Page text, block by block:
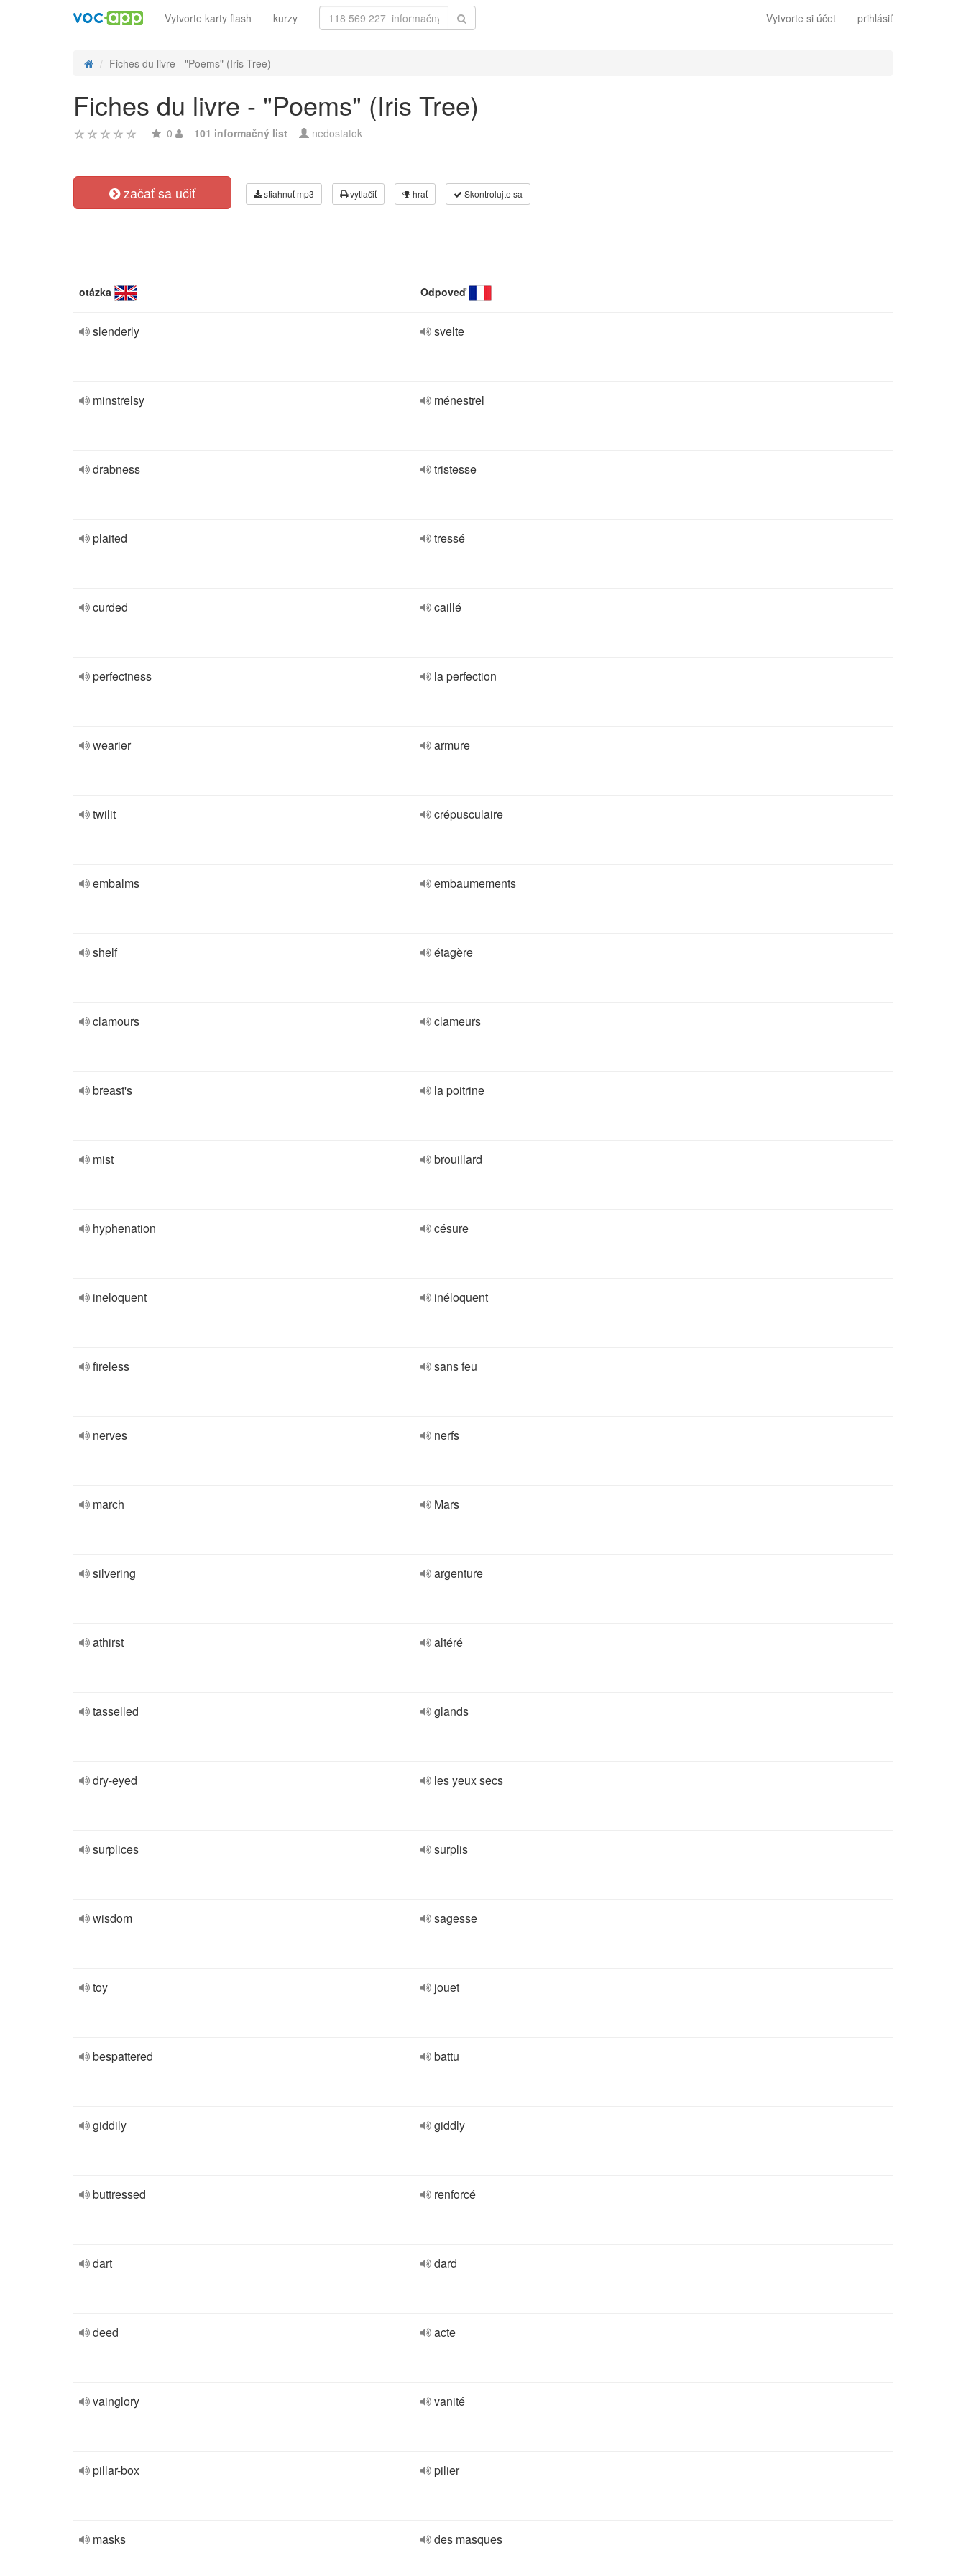
Vytvorte si účet prihlásiť
Vytvorte karty flash kurzy
Fiches du livre - "Poems" (Iris Tree)
Fiches du livre - "Poems" (Iris Tree)
0 101 informačný list nedostatok
začať sa učiť stiahnuť mp3 vytlačiť hrať Skontrolujte sa
otázka Odpoveď
slenderly svelte
minstrelsy ménestrel
drabness tristesse
plaited tressé
curded caillé
perfectness la perfection
wearier armure
twilit crépusculaire
embalms embaumements
shelf étagère
clamours clameurs
breast's la poitrine
mist brouillard
hyphenation césure
ineloquent inéloquent
fireless sans feu
nerves nerfs
march Mars
silvering argenture
athirst altéré
tasselled glands
dry-eyed les yeux secs
surplices surplis
wisdom sagesse
toy jouet
bespattered battu
giddily giddly
buttressed renforcé
dart dard
deed acte
vainglory vanité
pillar-box pilier
masks des masques